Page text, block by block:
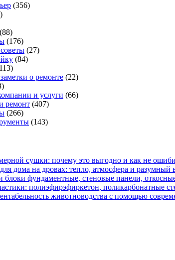
(356)
(88)
(176)
(27)
(84)
о ремонте (22)
и услуги (66)
ремонт (407)
(266)
(143)
сушки: почему это выгодно и как не
дома на дровах: тепло, атмосфера и разумный
фундаментные, стеновые панели,
полиэфирэфиркетон, поликарбонатные
животноводства с помощью